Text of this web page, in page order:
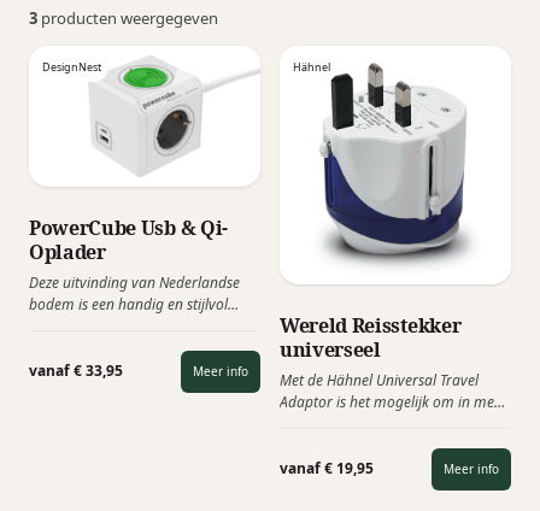
3 producten weergegeven
DesignNest
PowerCube Usb & Qi-
Oplader
Deze uitvinding van Nederlandse
bodem is een handig en stijlvol
kabel van 1,5 meter. Met de
PowerCube Wireless Charger kunt u
uw telefoon eenvoudig opladen
vanaf € 33,95 Meer info
Hähnel
Wereld Reisstekker
universeel
Met de Hähnel Universal Travel
Adaptor is het mogelijk om in meer
apparatuur op het lokale
stroomnet aan te sluiten. Dankzij
een intelligent 4-in-1 schuifsysteem
vanaf € 19,95 Meer info